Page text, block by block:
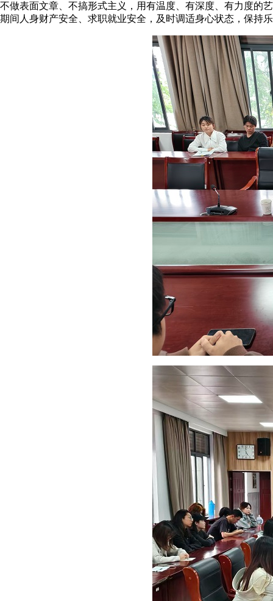
不做表面文章、不搞形式主义，用有温度、有深度、有力度的
期间人身财产安全、求职就业安全，及时调适身心状态，保持